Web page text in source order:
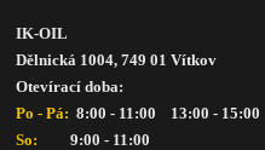
IK-OIL
Dělnická 1004, 749 01 Vítkov
Otevírací doba:
Po - Pá: 8:00 - 11:00    13:00 - 15:00
So:
      9:00 - 11:00